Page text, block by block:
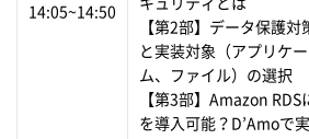
14:05~14:50
キュリティとは
【第2部】データ保護
と実装対象（アプリケ
ム、ファイル）の選択
【第3部】Amazon
を導入可能？D’Amoで